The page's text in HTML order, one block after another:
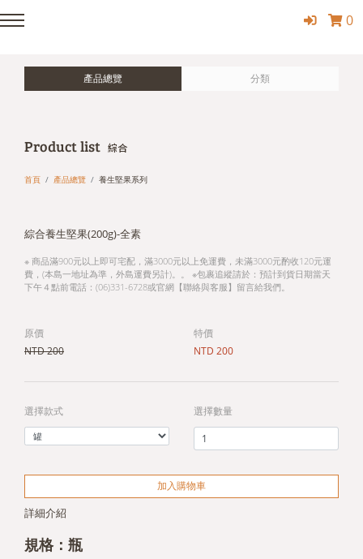
0
產品總覽 分類
Product list 綜合
首頁 產品總覽 養生堅果系列
綜合養生堅果(200g)-全素
※ 商品滿900元以上即可宅配，滿3000元以上免運費，未滿3000元酌收120元運
費，(本島一地址為準，外島運費另計)。。 ※包裹追縱請於：預計到貨日期當天
下午４點前電話：(06)331-6728或官網【聯絡與客服】留言給我們。
原價
NTD 200
特價
NTD 200
選擇款式 選擇數量
加入購物車
詳細介紹
規格：瓶